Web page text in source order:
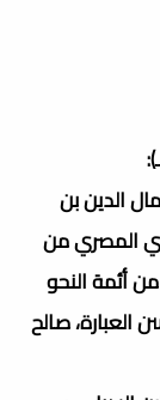
الدين بن
المصري من
- 1360م). وهو من أئمة النحو
العبارة، صالح